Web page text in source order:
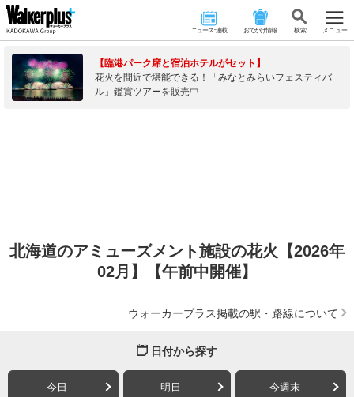
ニュース･連載 おでかけ情報 検 索 メニュー
【臨港パーク席と宿泊ホテルがセット】
花火を間近で堪能できる！「みなとみらいフェスティバ
ル」鑑賞ツアーを販売中
北海道のアミューズメント施設の花火【2026年
02月】【午前中開催】
ウォーカープラス掲載の駅・路線について
日付から探す
今日 明日 今週末